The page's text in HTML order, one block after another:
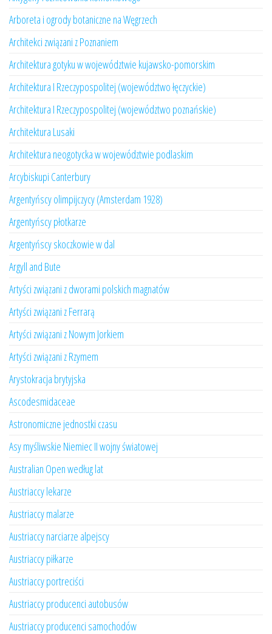
Arboreta i ogrody botaniczne na Węgrzech
Architekci związani z Poznaniem
Architektura gotyku w województwie kujawsko-pomorskim
Architektura I Rzeczypospolitej (województwo łęczyckie)
Architektura I Rzeczypospolitej (województwo poznańskie)
Architektura Lusaki
Architektura neogotycka w województwie podlaskim
Arcybiskupi Canterbury
Argentyńscy olimpijczycy (Amsterdam 1928)
Argentyńscy płotkarze
Argentyńscy skoczkowie w dal
Argyll and Bute
Artyści związani z dworami polskich magnatów
Artyści związani z Ferrarą
Artyści związani z Nowym Jorkiem
Artyści związani z Rzymem
Arystokracja brytyjska
Ascodesmidaceae
Astronomiczne jednostki czasu
Asy myśliwskie Niemiec II wojny światowej
Australian Open według lat
Austriaccy lekarze
Austriaccy malarze
Austriaccy narciarze alpejscy
Austriaccy piłkarze
Austriaccy portreciści
Austriaccy producenci autobusów
Austriaccy producenci samochodów